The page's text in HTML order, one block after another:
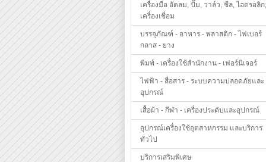
เครื่องมือ อัดลม, ปั๊ม, วาล์ว, ซีล, ไฮดรอลิก,
เครื่องเชื่อม
บรรจุภัณฑ์ - อาหาร - พลาสติก - ไฟเบอร์
กลาส - ยาง
พิมพ์ - เครื่องใช้สำนักงาน - เฟอร์นิเจอร์
ไฟฟ้า - สื่อสาร - ระบบความปลอดภัยและ
อุปกรณ์
เสื้อผ้า - กีฬา - เครื่องประดับและอุปกรณ์
อุปกรณ์เครื่องใช้อุตสาหกรรม และบริการ
ทั่วไป
บริการเสริมพิเศษ